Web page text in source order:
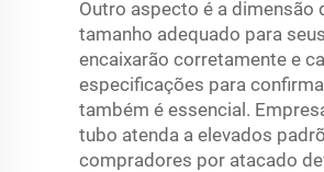
Outro aspecto é a
tamanho adequado para
encaixarão corretamente e
especificações para
também é essencial.
tubo atenda a elevados
compradores por atacado